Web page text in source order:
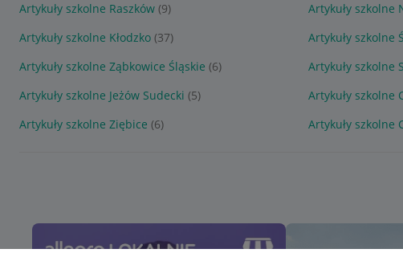
Artykuły szkolne Raszków (9) Artykuły szkolne
Artykuły szkolne Kłodzko (37) Artykuły szkolne
Artykuły szkolne Ząbkowice Śląskie (6) Artykuły szkolne
Artykuły szkolne Jeżów Sudecki (5) Artykuły szkolne
Artykuły szkolne Ziębice (6) Artykuły szkolne